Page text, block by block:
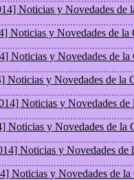
Noticias y Novedades de
Noticias y Novedades de la
Noticias y Novedades de la
Noticias y Novedades de la
Noticias y Novedades de
Noticias y Novedades de la
Noticias y Novedades de
Noticias y Novedades de